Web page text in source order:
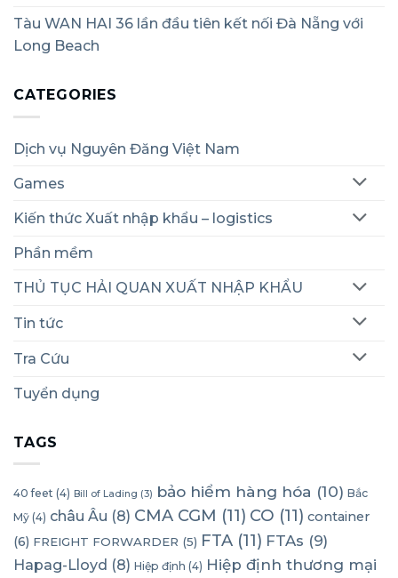
Tàu WAN HAI 36 lần đầu tiên kết nối Đà Nẵng với
Long Beach
CATEGORIES
Dịch vụ Nguyên Đăng Việt Nam
Games
Kiến thức Xuất nhập khẩu – logistics
Phần mềm
THỦ TỤC HẢI QUAN XUẤT NHẬP KHẨU
Tin tức
Tra Cứu
Tuyển dụng
TAGS
40 feet (4) Bill of Lading (3) bảo hiểm hàng hóa (10) Bắc
Mỹ (4) châu Âu (8) CMA CGM (11) CO (11) container
(6) FREIGHT FORWARDER (5) FTA (11) FTAs (9)
Hapag-Lloyd (8) Hiệp định (4) Hiệp định thương mại